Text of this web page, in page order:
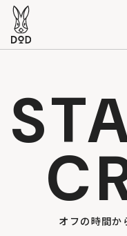
オフの時間か